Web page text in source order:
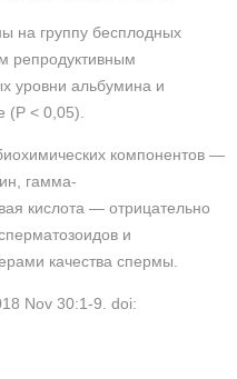
на группу бесплодных
репродуктивным
уровни альбумина и
(Р < 0,05).
компонентов —
гамма-
кислота — отрицательно
и
качества спермы.
Nov 30:1-9. doi: